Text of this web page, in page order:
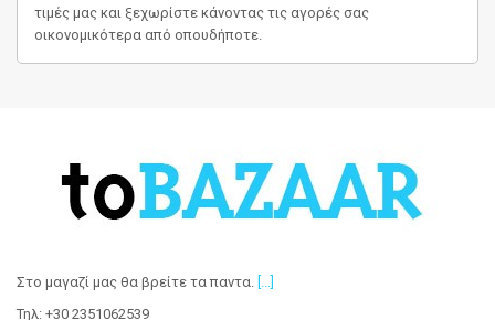
τιμές μας και ξεχωρίστε κάνοντας τις αγορές σας
οικονομικότερα από οπουδήποτε.
Στο μαγαζί μας θα βρείτε τα παντα. [...]
Τηλ: +30 2351062539